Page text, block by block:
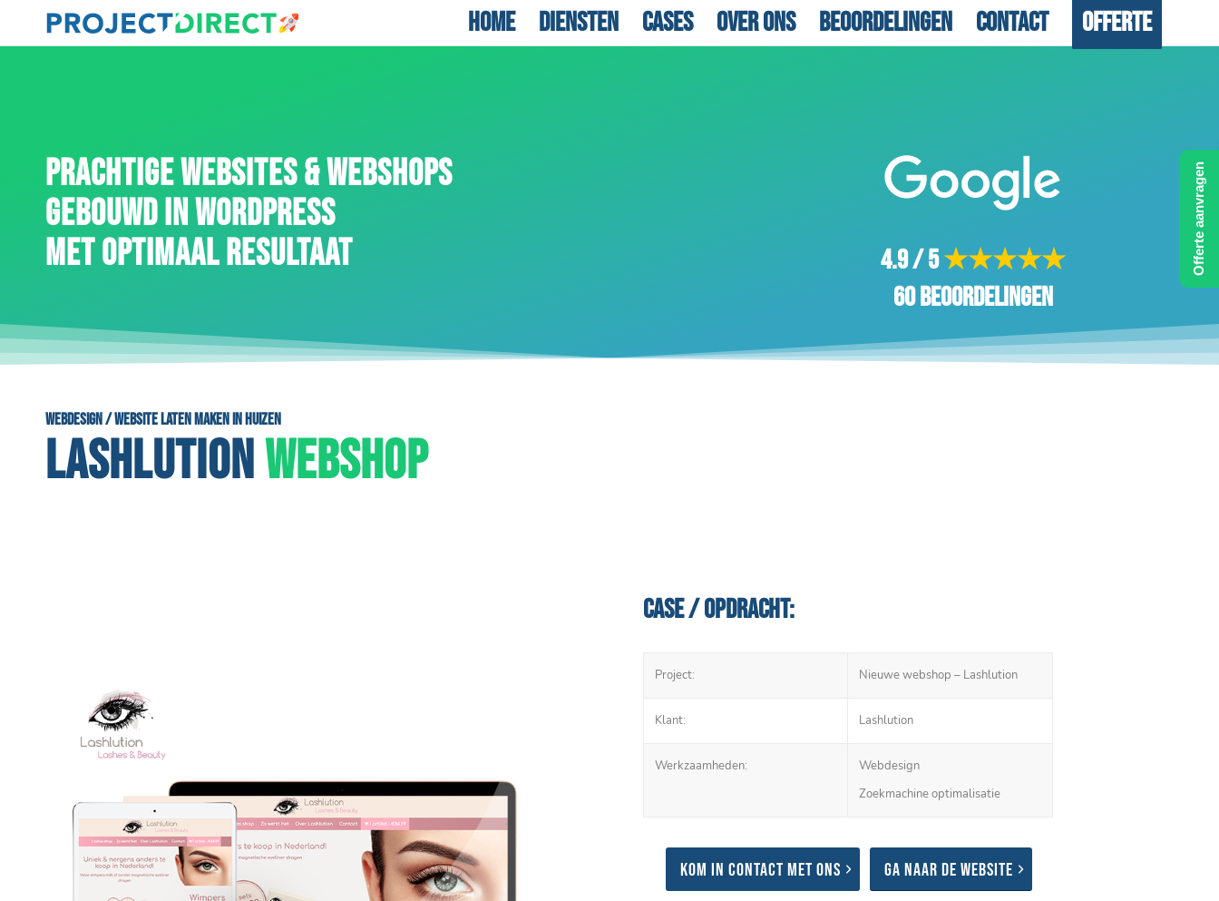
Home Diensten Cases Over ons Beoordelingen Contact Offerte
PRACHTIGE WEBSITES & WEBSHOPS
GEBOUWD IN WORDPRESS
MET OPTIMAAL RESULTAAT
4.9 / 5★★★★★
60 beoordelingen
Webdesign / Website laten maken in Huizen
LASHLUTIONWEBSHOP
Case / Opdracht:
Project: Nieuwe webshop – Lashlution
Klant: Lashlution
Werkzaamheden:
Webdesign
Zoekmachine optimalisatie
Kom in contact met ons Ga naar de website
Offerte aanvragen